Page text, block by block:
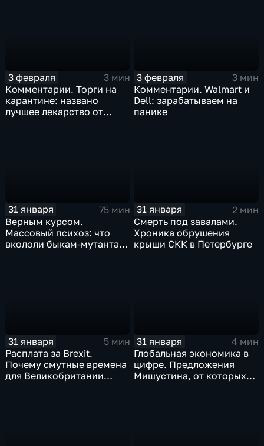
3 февраля
3 мин
Комментарии. Торги на
карантине: названо
лучшее лекарство от
3 февраля
3 мин
Комментарии. Walmart и
Dell: зарабатываем на
панике
31 января
75 мин
Верным курсом.
Массовый психоз: что
вкололи быкам-мутантам,
31 января
2 мин
Смерть под завалами.
Хроника обрушения
крыши СКК в Петербурге
31 января
5 мин
Расплата за Brexit.
Почему смутные времена
для Великобритании
31 января
4 мин
Глобальная экономика в
цифре. Предложения
Мишустина, от которых